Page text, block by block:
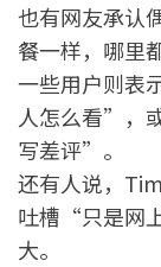
也有网友承认
餐一样，哪里
一些用户则表
人怎么看”，
写差评”。
还有人说，
吐槽“只是网
大。